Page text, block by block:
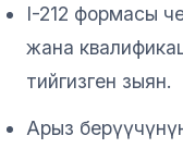
I-212 формасы
жана
тийгизген зыян.
Арыз